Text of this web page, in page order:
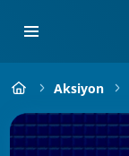
Aksiyon